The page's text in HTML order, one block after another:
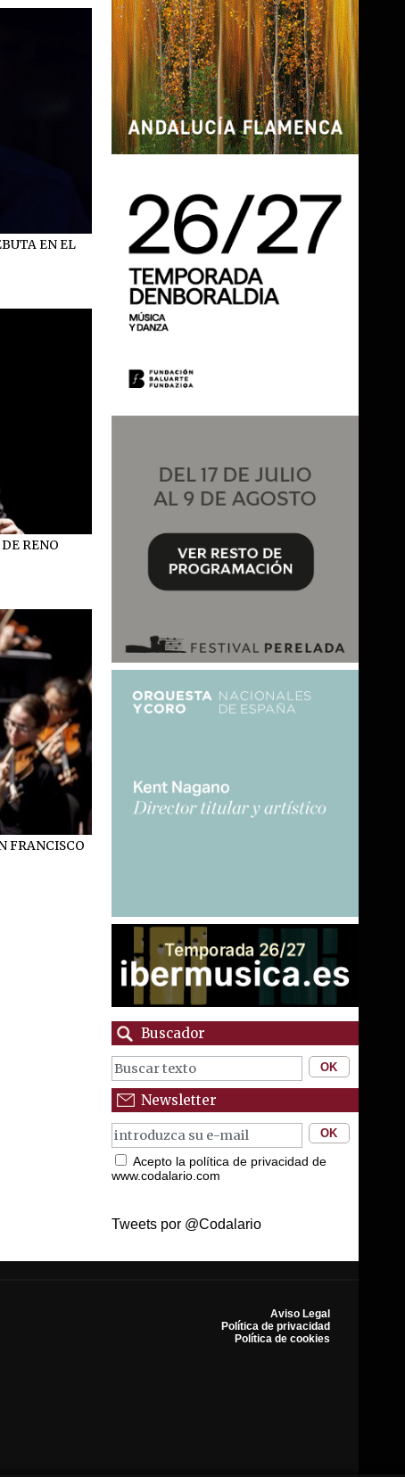
EN EL
RENO
FRANCISCO
Buscador
Newsletter
Acepto la política de privacidad de
www.codalario.com
Tweets por @Codalario
Aviso Legal
Política de privacidad
Política de cookies